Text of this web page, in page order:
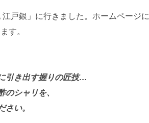
戸銀」に行きました。ホームページに
す。
引き出す握りの匠技…
のシャリを、
さい。